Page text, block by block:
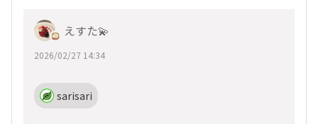
えすた💫
2026/02/27 14:34
sarisari